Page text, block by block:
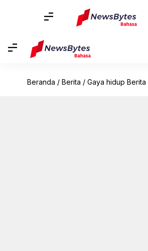
Beranda / Berita / Gaya hidup Berita